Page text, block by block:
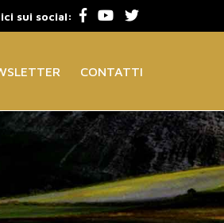
sui social:
CONTATTI